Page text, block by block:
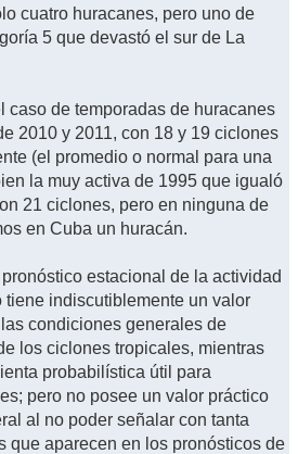
cuatro huracanes, pero uno de
5 que devastó el sur de La
caso de temporadas de huracanes
2010 y 2011, con 18 y 19 ciclones
(el promedio o normal para una
la muy activa de 1995 que igualó
21 ciclones, pero en ninguna de
en Cuba un huracán.
estacional de la actividad
indiscutiblemente un valor
condiciones generales de
los ciclones tropicales, mientras
probabilística útil para
pero no posee un valor práctico
al no poder señalar con tanta
que aparecen en los pronósticos de